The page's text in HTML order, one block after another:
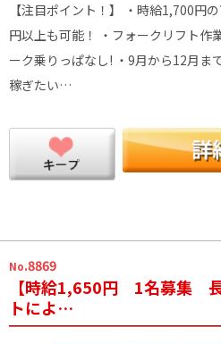
【注目ポイント！】 ・時給1,700円
円以上も可能！ ・フォークリフト作
ーク乗りっぱなし! ・9月から12月ま
稼ぎたい…
No.8869
【時給1,650円 1名募集
トによ…